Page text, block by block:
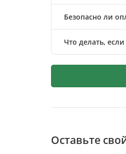
Безопасно ли
Что делать, если
Оставьте